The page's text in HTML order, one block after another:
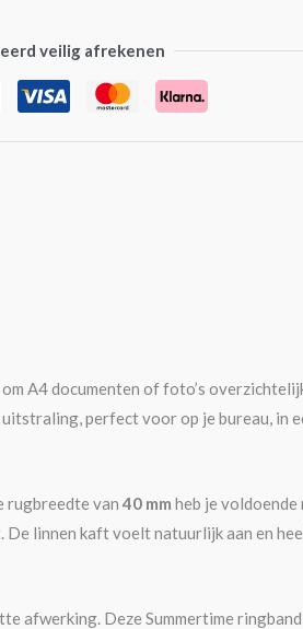
veilig afrekenen
A4 documenten of foto’s
perfect voor op je bureau, in
rugbreedte van 40 mm heb je voldoende
linnen kaft voelt natuurlijk aan en
afwerking. Deze Summertime